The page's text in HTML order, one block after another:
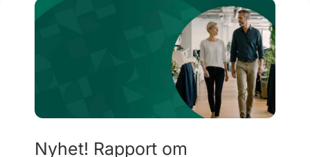
Nyhet! Rapport om